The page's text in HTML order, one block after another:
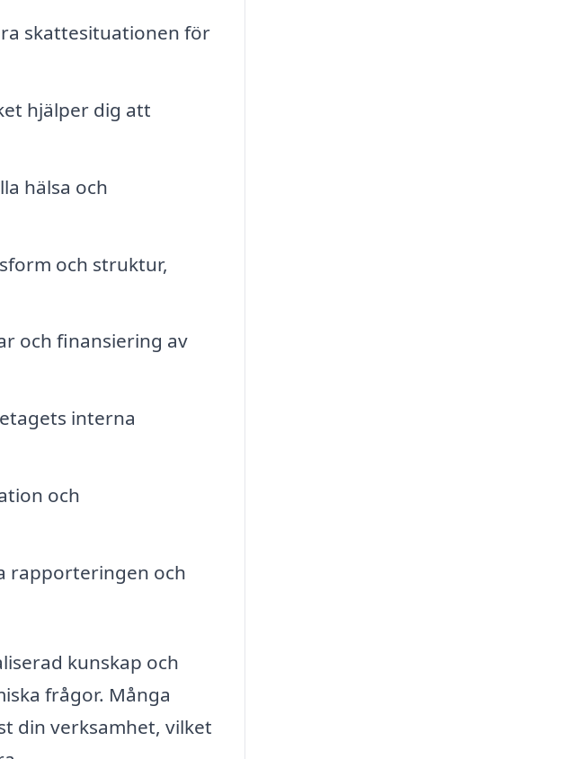
skattesituationen för
hjälper dig att
hälsa och
och struktur,
och finansiering av
interna
och
rapporteringen och
kunskap och
frågor. Många
din verksamhet, vilket